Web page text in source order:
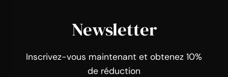
Newsletter
Inscrivez-vous maintenant et obtenez 10%
de réduction